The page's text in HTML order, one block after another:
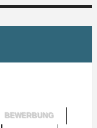
BEWERBUNG